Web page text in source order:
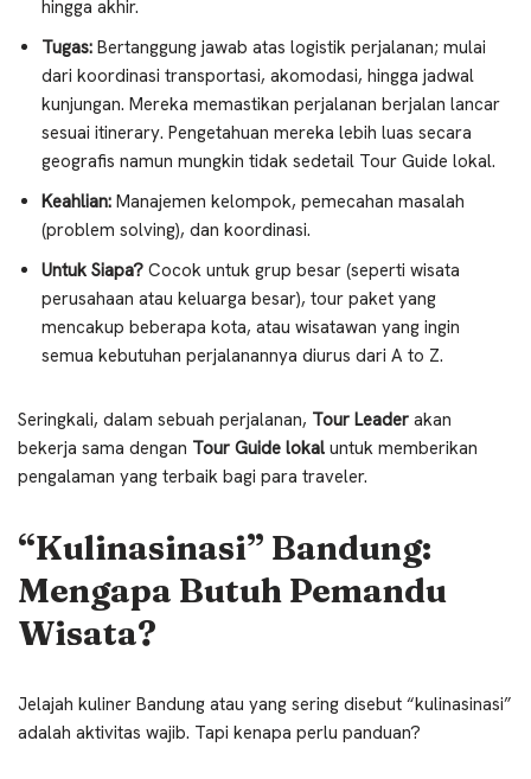
hingga akhir.
Tugas: Bertanggung jawab atas logistik perjalanan; mulai
dari koordinasi transportasi, akomodasi, hingga jadwal
kunjungan. Mereka memastikan perjalanan berjalan lancar
sesuai itinerary. Pengetahuan mereka lebih luas secara
geografis namun mungkin tidak sedetail Tour Guide lokal.
Keahlian: Manajemen kelompok, pemecahan masalah
(problem solving), dan koordinasi.
Untuk Siapa? Cocok untuk grup besar (seperti wisata
perusahaan atau keluarga besar), tour paket yang
mencakup beberapa kota, atau wisatawan yang ingin
semua kebutuhan perjalanannya diurus dari A to Z.
Seringkali, dalam sebuah perjalanan, Tour Leader akan
bekerja sama dengan Tour Guide lokal untuk memberikan
pengalaman yang terbaik bagi para traveler.
“Kulinasinasi” Bandung:
Mengapa Butuh Pemandu
Wisata?
Jelajah kuliner Bandung atau yang sering disebut “kulinasinasi”
adalah aktivitas wajib. Tapi kenapa perlu panduan?